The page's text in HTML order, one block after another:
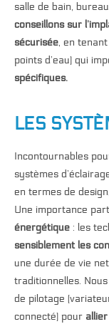
salle de bain,
conseillons sur
sécurisée, en
points d’eau) qui
spécifiques.
LES
Incontournables
systèmes
en termes de
Une importance
énergétique : les
sensiblement les
une durée de vie
traditionnelles.
de pilotage
connecté) pour